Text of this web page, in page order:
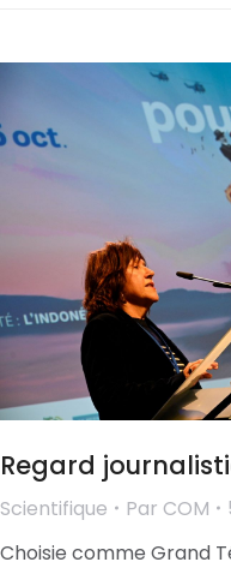
Regard
Scientifique Par COM
Choisie comme Grand